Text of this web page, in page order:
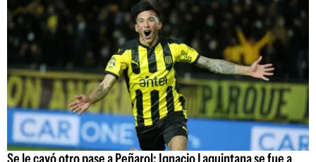
Se le cayó otro pase a Peñarol: Ignacio Laquintana se fue a